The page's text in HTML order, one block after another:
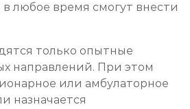
любое время смогут внести
только опытные
направлений. При этом
или амбулаторное
назначается